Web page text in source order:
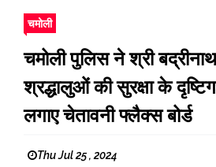
चमोली
चमोली पुलिस ने श्री
श्रद्धालुओं की सुरक्षा के
लगाए चेतावनी फ्लैक्स बोर्ड
Thu Jul 25 , 2024